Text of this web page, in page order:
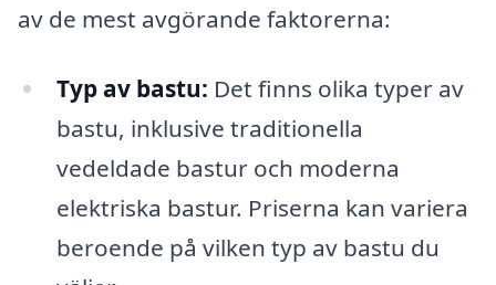
av de mest avgörande faktorerna:
Typ av bastu: Det finns olika typer av
bastu, inklusive traditionella
vedeldade bastur och moderna
elektriska bastur. Priserna kan variera
beroende på vilken typ av bastu du